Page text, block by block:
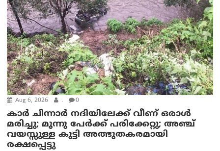
Aug 6, 2026 . 0
കാര്‍ ചിന്നാര്‍ നദിയിലേക്ക് വീണ് ഒരാള്‍
മരിച്ചു; മൂന്നു പേര്‍ക്ക് പരിക്കേറ്റു; അഞ്ച്
വയസ്സുള്ള കുട്ടി അത്ഭുതകരമായി
രക്ഷപ്പെട്ടു